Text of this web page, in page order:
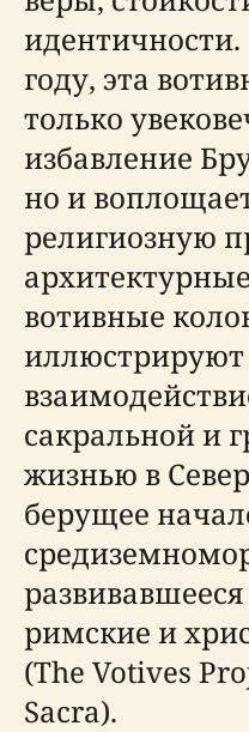
идентичности.
году, эта
только
избавление
но и
религиозную
вотивные
сакральной и
жизнью в
берущее
развивавшееся
римские и
(The Votives
Sacra).